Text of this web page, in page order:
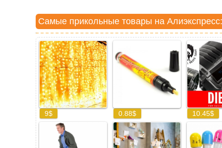
Самые прикольные товары на Алиэкспресс: